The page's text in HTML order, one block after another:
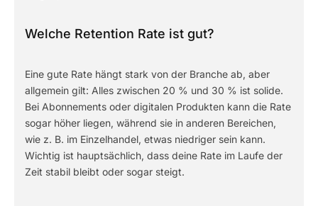
Welche Retention Rate ist gut?
Eine gute Rate hängt stark von der Branche ab, aber
allgemein gilt: Alles zwischen 20 % und 30 % ist solide.
Bei Abonnements oder digitalen Produkten kann die Rate
sogar höher liegen, während sie in anderen Bereichen,
wie z. B. im Einzelhandel, etwas niedriger sein kann.
Wichtig ist hauptsächlich, dass deine Rate im Laufe der
Zeit stabil bleibt oder sogar steigt.